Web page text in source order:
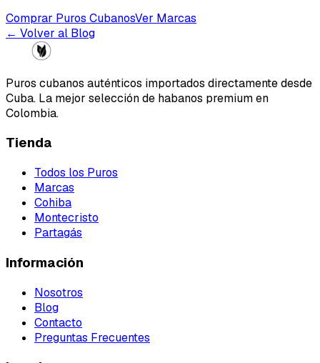
Comprar Puros CubanosVer Marcas
← Volver al Blog
Puros cubanos auténticos importados directamente desde
Cuba. La mejor selección de habanos premium en
Colombia.
Tienda
Todos los Puros
Marcas
Cohiba
Montecristo
Partagás
Información
Nosotros
Blog
Contacto
Preguntas Frecuentes